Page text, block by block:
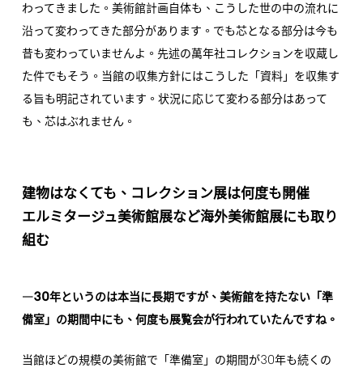
わってきました。美術館計画自体も、こうした世の中の流れに
沿って変わってきた部分があります。でも芯となる部分は今も
昔も変わっていませんよ。先述の萬年社コレクションを収蔵し
た件でもそう。当館の収集方針にはこうした「資料」を収集す
る旨も明記されています。状況に応じて変わる部分はあって
も、芯はぶれません。
建物はなくても、コレクション展は何度も開催
エルミタージュ美術館展など海外美術館展にも取り
組む
―30年というのは本当に長期ですが、美術館を持たない「準
備室」の期間中にも、何度も展覧会が行われていたんですね。
当館ほどの規模の美術館で「準備室」の期間が30年も続くの